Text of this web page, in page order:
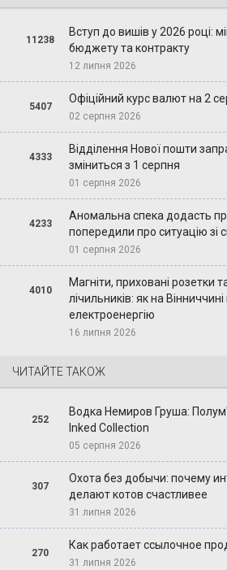
11238
Вступ до вишів у 2026 році:
бюджету та контракту
12 липня 2026
5407
Офіційний курс валют на 2
02 серпня 2026
4333
Відділення Нової пошти
зміниться з 1 серпня
01 серпня 2026
4233
Аномальна спека додасть
попередили про ситуацію зі
01 серпня 2026
4010
Магніти, приховані розетки
лічильників: як на
електроенергію
16 липня 2026
ЧИТАЙТЕ ТАКОЖ
252
Водка Немиров Груша:
Inked Collection
05 серпня 2026
307
Охота без добычи: почему
делают котов счастливее
31 липня 2026
270
Как работает ссылочное
31 липня 2026